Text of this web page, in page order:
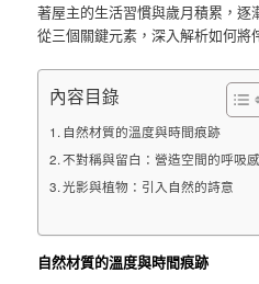
著屋主的生活習慣與歲月積累，
從三個關鍵元素，深入解析如何將
內容目錄
自然材質的溫度與時間痕跡
不對稱與留白：營造空間的呼吸感
光影與植物：引入自然的詩意
自然材質的溫度與時間痕跡